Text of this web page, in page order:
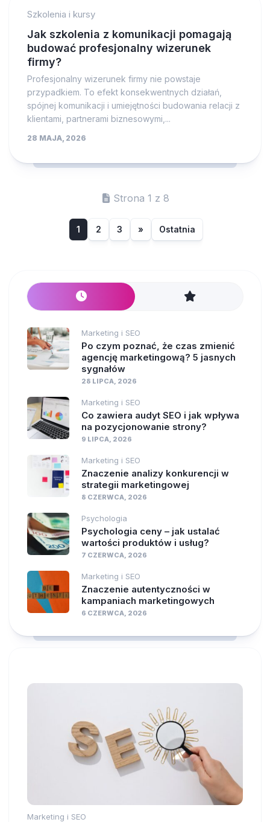
Szkolenia i kursy
Jak szkolenia z komunikacji pomagają
budować profesjonalny wizerunek
firmy?
Profesjonalny wizerunek firmy nie powstaje
przypadkiem. To efekt konsekwentnych działań,
spójnej komunikacji i umiejętności budowania relacji z
klientami, partnerami biznesowymi,...
28 MAJA, 2026
Strona 1 z 8
1 2 3 » Ostatnia
Marketing i SEO
Po czym poznać, że czas zmienić
agencję marketingową? 5 jasnych
sygnałów
28 LIPCA, 2026
Marketing i SEO
Co zawiera audyt SEO i jak wpływa
na pozycjonowanie strony?
9 LIPCA, 2026
Marketing i SEO
Znaczenie analizy konkurencji w
strategii marketingowej
8 CZERWCA, 2026
Psychologia
Psychologia ceny – jak ustalać
wartości produktów i usług?
7 CZERWCA, 2026
Marketing i SEO
Znaczenie autentyczności w
kampaniach marketingowych
6 CZERWCA, 2026
Marketing i SEO